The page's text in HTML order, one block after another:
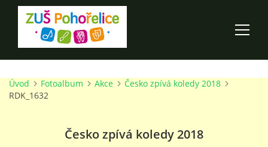
ÚVOD
Úvod Fotoalbum Akce
Česko zpívá koledy 2018
RDK_1632
Česko zpívá koledy 2018